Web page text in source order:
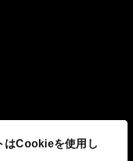
はCookieを使用し